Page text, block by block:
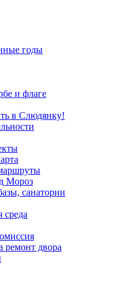
годы
и флаге
в Слюдянку!
Мороз
санатории
среда
ремонт двора